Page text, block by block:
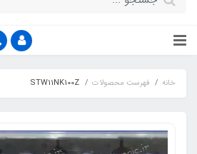
خانه فهرست محصولات STW11NK100Z